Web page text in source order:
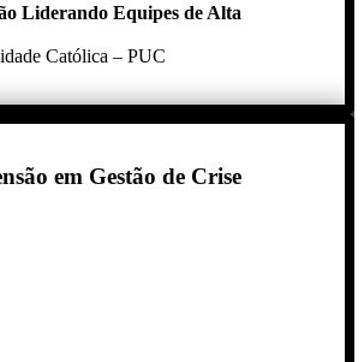
Liderando Equipes de Alta
Católica – PUC
em Gestão de Crise